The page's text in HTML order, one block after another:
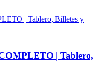
| Tablero,